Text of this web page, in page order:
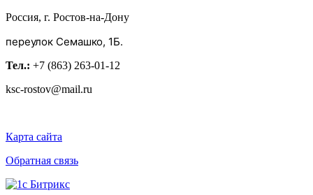
Россия, г. Ростов-на-Дону
переулок Семашко, 1Б.
Тел.: +7 (863) 263-01-12
ksc-rostov@mail.ru
Карта сайта
Обратная связь